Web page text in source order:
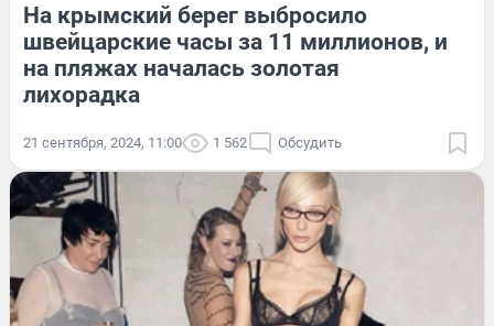
На крымский берег выбросило
швейцарские часы за 11 миллионов, и
на пляжах началась золотая
лихорадка
21 сентября, 2024, 11:00 1 562 Обсудить